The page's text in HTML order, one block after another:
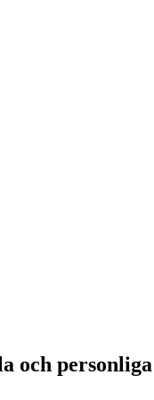
och